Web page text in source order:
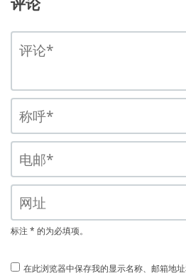
标注 * 的为必填项。
在此浏览器中保存我的显示名称、邮箱地